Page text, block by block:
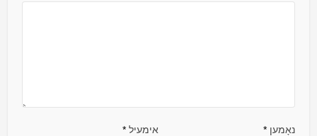
נאָמען * אימעיל *